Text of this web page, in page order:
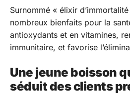
Surnommé « élixir
nombreux bienfaits pour la
antioxydants et en vitamines,
immunitaire, et favorise
Une jeune boisson
séduit des clients